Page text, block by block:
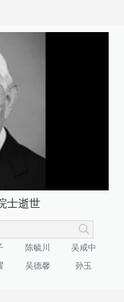
士逝世
陈毓川
吴咸中
吴德馨 孙玉